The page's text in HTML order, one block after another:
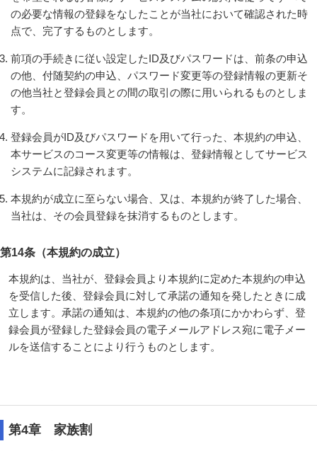
の必要な情報の登録をなしたことが当社において確認された時
点で、完了するものとします。
前項の手続きに従い設定したID及びパスワードは、前条の申込
の他、付随契約の申込、パスワード変更等の登録情報の更新そ
の他当社と登録会員との間の取引の際に用いられるものとしま
す。
登録会員がID及びパスワードを用いて行った、本規約の申込、
本サービスのコース変更等の情報は、登録情報としてサービス
システムに記録されます。
本規約が成立に至らない場合、又は、本規約が終了した場合、
当社は、その会員登録を抹消するものとします。
第14条（本規約の成立）
本規約は、当社が、登録会員より本規約に定めた本規約の申込
を受信した後、登録会員に対して承諾の通知を発したときに成
立します。承諾の通知は、本規約の他の条項にかかわらず、登
録会員が登録した登録会員の電子メールアドレス宛に電子メー
ルを送信することにより行うものとします。
第4章 家族割